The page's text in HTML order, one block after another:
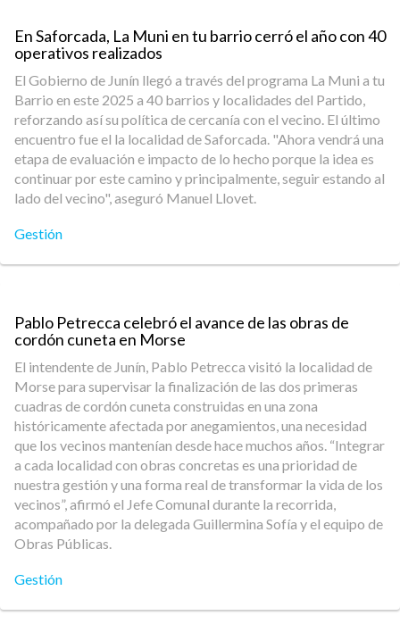
En Saforcada, La Muni en tu barrio cerró el año con 40
operativos realizados
El Gobierno de Junín llegó a través del programa La Muni a tu
Barrio en este 2025 a 40 barrios y localidades del Partido,
reforzando así su política de cercanía con el vecino. El último
encuentro fue el la localidad de Saforcada. "Ahora vendrá una
etapa de evaluación e impacto de lo hecho porque la idea es
continuar por este camino y principalmente, seguir estando al
lado del vecino", aseguró Manuel Llovet.
Gestión
Pablo Petrecca celebró el avance de las obras de
cordón cuneta en Morse
El intendente de Junín, Pablo Petrecca visitó la localidad de
Morse para supervisar la finalización de las dos primeras
cuadras de cordón cuneta construidas en una zona
históricamente afectada por anegamientos, una necesidad
que los vecinos mantenían desde hace muchos años. “Integrar
a cada localidad con obras concretas es una prioridad de
nuestra gestión y una forma real de transformar la vida de los
vecinos”, afirmó el Jefe Comunal durante la recorrida,
acompañado por la delegada Guillermina Sofía y el equipo de
Obras Públicas.
Gestión